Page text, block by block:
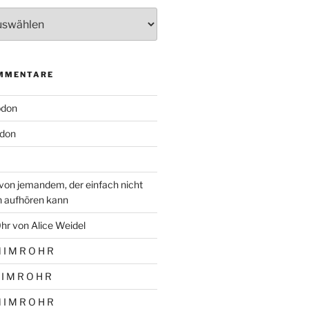
jemandem, der einfach nicht
aufhören kann
von Alice Weidel
I M R O H R
M R O H R
I M R O H R